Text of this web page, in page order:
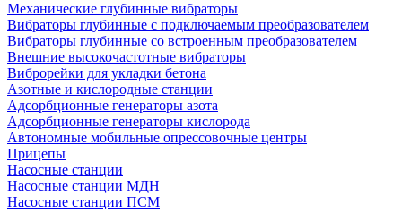
Механические глубинные вибраторы
Вибраторы глубинные с подключаемым преобразователем
Вибраторы глубинные со встроенным преобразователем
Внешние высокочастотные вибраторы
Виброрейки для укладки бетона
Азотные и кислородные станции
Адсорбционные генераторы азота
Адсорбционные генераторы кислорода
Автономные мобильные опрессовочные центры
Прицепы
Насосные станции
Насосные станции МДН
Насосные станции ПСМ